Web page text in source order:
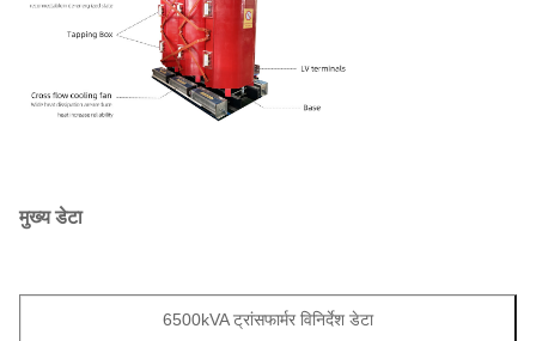
मुख्य डेटा
6500kVA ट्रांसफार्मर विनिर्देश डेटा